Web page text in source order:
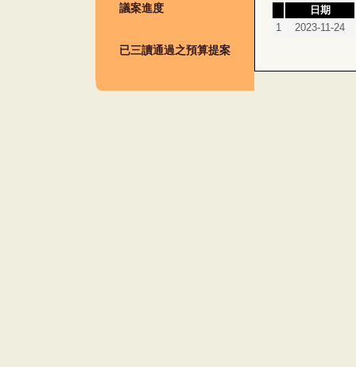
議案進度
已三讀通過之預算提案
日期
1
2023-11-24